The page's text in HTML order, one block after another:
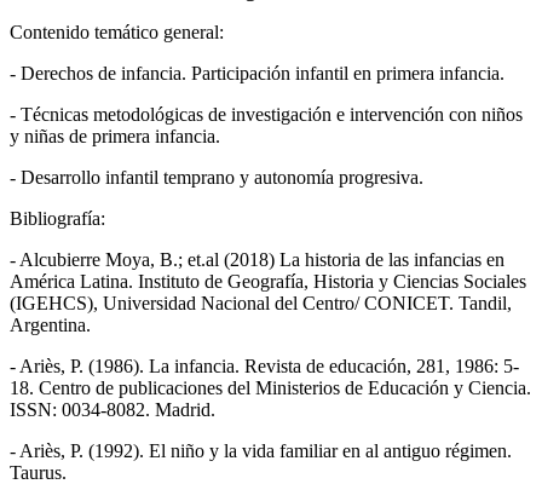
Contenido temático general:
- Derechos de infancia. Participación infantil en primera infancia.
- Técnicas metodológicas de investigación e intervención con niños
y niñas de primera infancia.
- Desarrollo infantil temprano y autonomía progresiva.
Bibliografía:
- Alcubierre Moya, B.; et.al (2018) La historia de las infancias en
América Latina. Instituto de Geografía, Historia y Ciencias Sociales
(IGEHCS), Universidad Nacional del Centro/ CONICET. Tandil,
Argentina.
- Ariès, P. (1986). La infancia. Revista de educación, 281, 1986: 5-
18. Centro de publicaciones del Ministerios de Educación y Ciencia.
ISSN: 0034-8082. Madrid.
- Ariès, P. (1992). El niño y la vida familiar en al antiguo régimen.
Taurus.